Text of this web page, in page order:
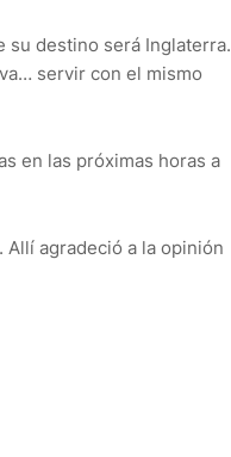
su destino será Inglaterra.
servir con el mismo
en las próximas horas a
agradeció a la opinión